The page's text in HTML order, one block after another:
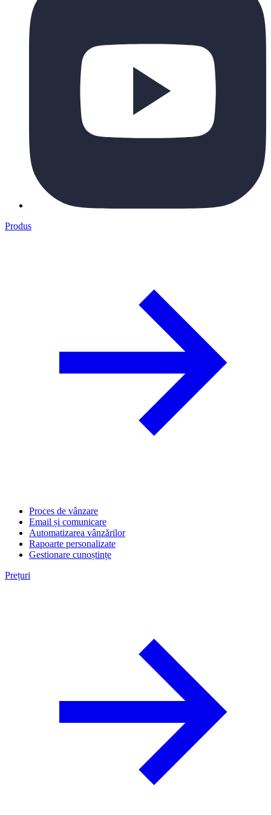
Produs
Proces de vânzare
Email și comunicare
Automatizarea vânzărilor
Rapoarte personalizate
Gestionare cunoștințe
Prețuri